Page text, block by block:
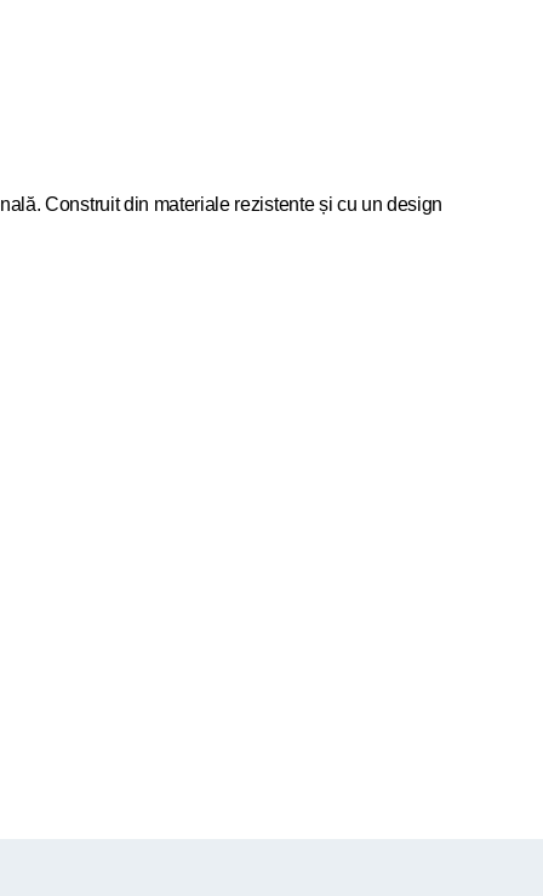
Construit din materiale rezistente și cu un design